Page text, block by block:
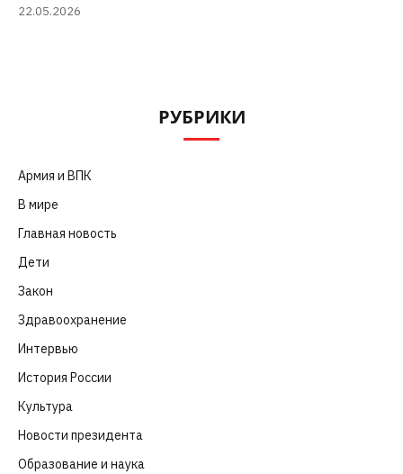
22.05.2026
РУБРИКИ
Армия и ВПК
В мире
Главная новость
Дети
Закон
Здравоохранение
Интервью
История России
Культура
Новости президента
Образование и наука